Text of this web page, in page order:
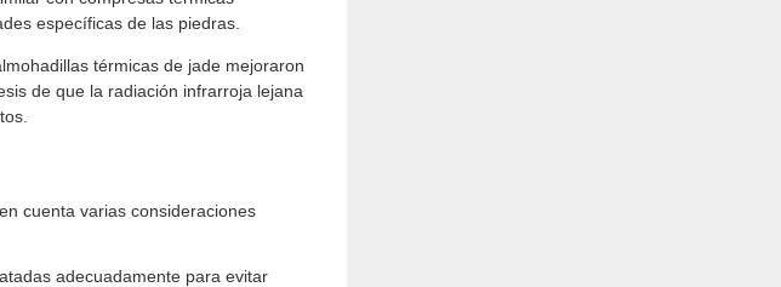
específicas de las piedras.
térmicas de jade mejoraron
de que la radiación infrarroja lejana
cuenta varias consideraciones
adecuadamente para evitar